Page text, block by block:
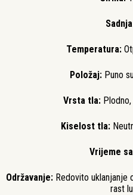
Temperatura:
Položaj: Puno
Vrsta tla:
Kiselost tla:
Vrijeme
Održavanje: Redovito uklanjanje
rast